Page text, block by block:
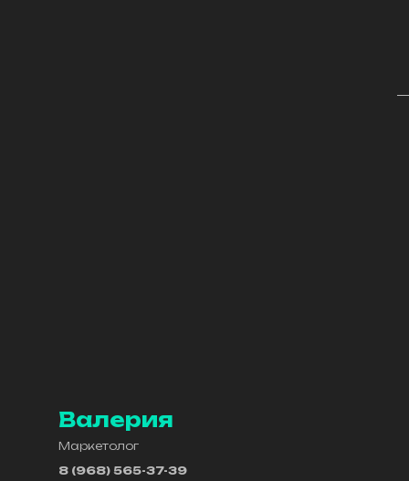
Валерия
Маркетолог
8 (968) 565-37-39